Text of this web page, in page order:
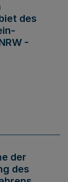
des
-
der
des